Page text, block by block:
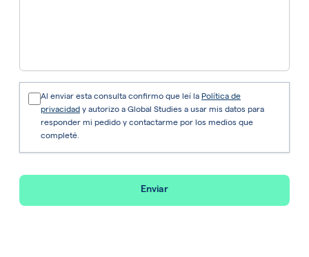
Al enviar esta consulta confirmo que leí la Política de
privacidad y autorizo a Global Studies a usar mis datos para
responder mi pedido y contactarme por los medios que
completé.
Enviar